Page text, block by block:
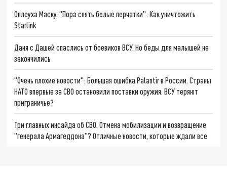
Оплеуха Маску. "Пора снять белые перчатки": Как уничтожить
Starlink
Даня с Дашей спаслись от боевиков ВСУ. Но беды для малышей не
закончились
"Очень плохие новости": Большая ошибка Palantir в России. Страны
НАТО впервые за СВО остановили поставки оружия. ВСУ теряют
приграничье?
Три главных инсайда об СВО. Отмена мобилизации и возвращение
"генерала Армагеддона"? Отличные новости, которые ждали все